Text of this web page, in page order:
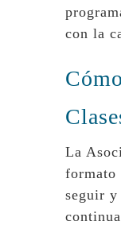
con la
La
formato
seguir y